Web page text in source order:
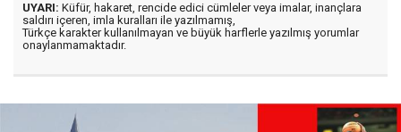
UYARI: Küfür, hakaret, rencide edici cümleler veya imalar, inançlara
saldırı içeren, imla kuralları ile yazılmamış,
Türkçe karakter kullanılmayan ve büyük harflerle yazılmış yorumlar
onaylanmamaktadır.